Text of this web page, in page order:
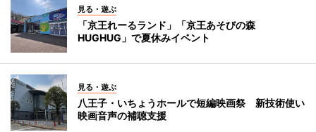
見る・遊ぶ
「京王れーるランド」「京王あそびの森
HUGHUG」で夏休みイベント
見る・遊ぶ
八王子・いちょうホールで短編映画祭 新技術使い
映画音声の補聴支援